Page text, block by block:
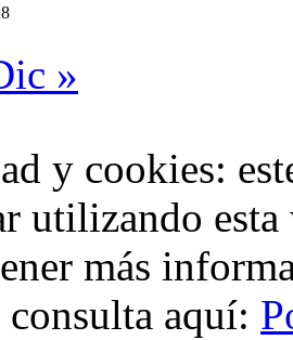
»
y cookies:
utilizando esta
más
aquí: